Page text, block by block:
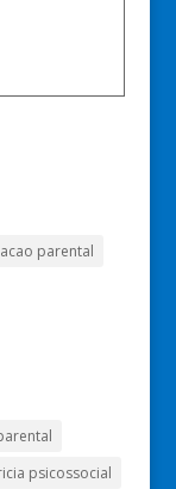
parental
psicossocial